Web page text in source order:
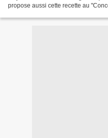
propose aussi cette recette au